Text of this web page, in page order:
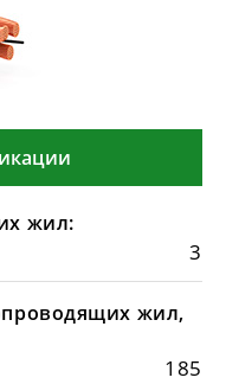
жил:
3
жил,
185